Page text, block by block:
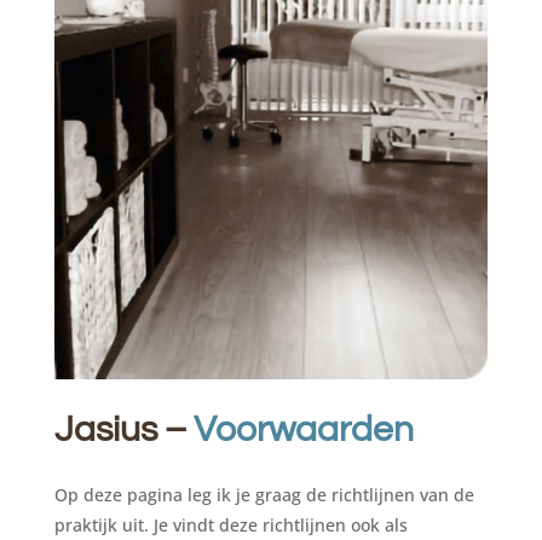
Jasius –Voorwaarden
Op deze pagina leg ik je graag de richtlijnen van de
praktijk uit. Je vindt deze richtlijnen ook als